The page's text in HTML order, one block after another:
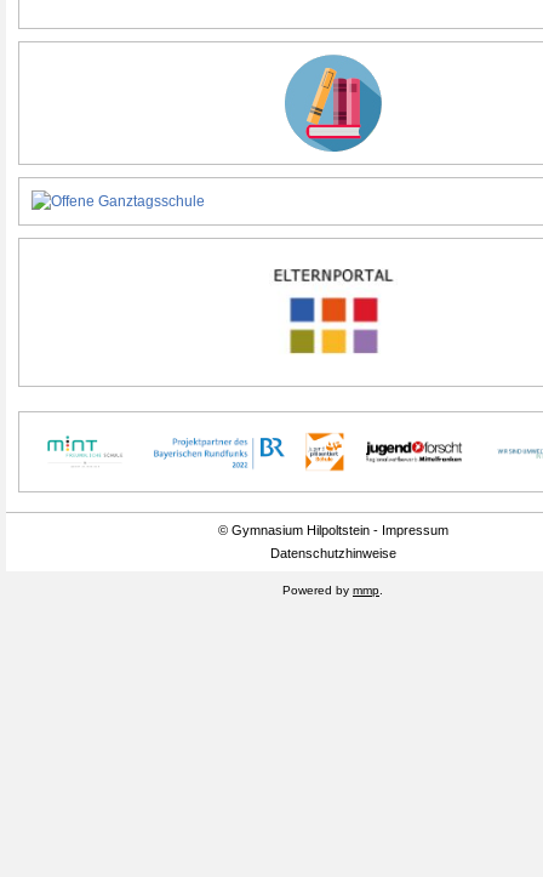
© Gymnasium Hilpoltstein - Impressum
Datenschutzhinweise
Powered by mmp